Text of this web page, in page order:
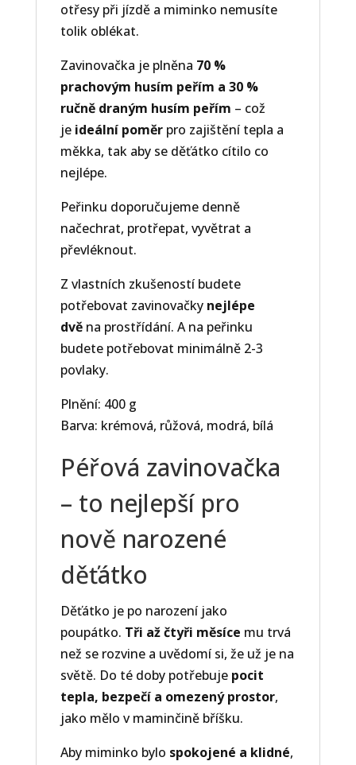
otřesy při jízdě a miminko nemusíte
tolik oblékat.
Zavinovačka je plněna 70 %
prachovým husím peřím a 30 %
ručně draným husím peřím – což
je ideální poměrpro zajištění tepla a
měkka, tak aby se děťátko cítilo co
nejlépe.
Peřinku doporučujeme denně
načechrat, protřepat, vyvětrat a
převléknout.
Z vlastních zkušeností budete
potřebovat zavinovačky nejlépe
dvěna prostřídání. A na peřinku
budete potřebovat minimálně 2-3
povlaky.
Plnění: 400 g
Barva: krémová, růžová, modrá, bílá
Péřová zavinovačka
– to nejlepší pro
nově narozené
děťátko
Děťátko je po narození jako
poupátko. Tři až čtyři měsíce mu trvá
než se rozvine a uvědomí si, že už je na
světě. Do té doby potřebuje pocit
tepla, bezpečí a omezený prostor,
jako mělo v maminčině bříšku.
Aby miminko bylo spokojené a klidné,